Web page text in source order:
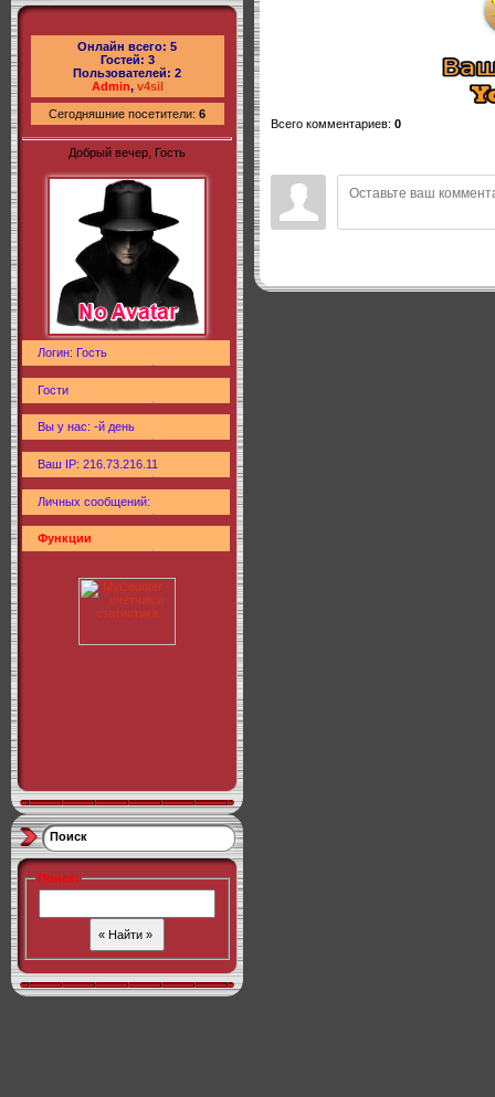
Онлайн всего: 5
Гостей: 3
Пользователей: 2
Admin, v4sil
Сегодняшние посетители: 6
Добрый вечер, Гость
Логин: Гость
Гости
Вы у нас: -й день
Ваш IP: 216.73.216.11
Личных сообщений:
Функции
Поиск
Поиск:
Всего комментариев: 0